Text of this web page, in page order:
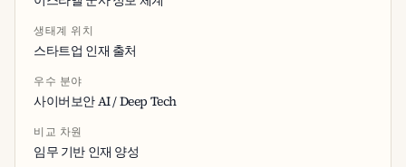
생태계 위치
스타트업 인재 출처
우수 분야
사이버보안 AI / Deep Tech
비교 차원
임무 기반 인재 양성